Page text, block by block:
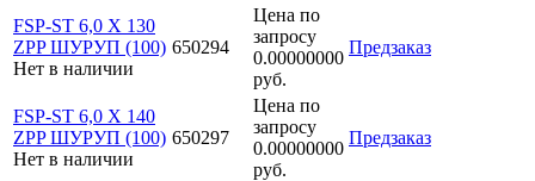
FSP-ST 6,0 X 130
ZPP ШУРУП (100)
Нет в наличии
650294
Цена по
запросу
0.00000000
руб.
Предзаказ
FSP-ST 6,0 X 140
ZPP ШУРУП (100)
Нет в наличии
650297
Цена по
запросу
0.00000000
руб.
Предзаказ